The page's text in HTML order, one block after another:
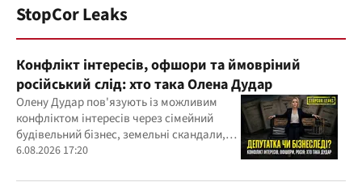
StopCor Leaks
Конфлікт інтересів, офшори та ймовріний
російський слід: хто така Олена Дудар
Олену Дудар пов'язують із можливим
конфліктом інтересів через сімейний
будівельний бізнес, земельні скандали,
судові справи
6.08.2026 17:20